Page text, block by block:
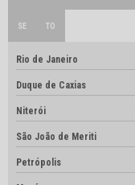
SE TO
Rio de Janeiro
Duque de Caxias
Niterói
São João de Meriti
Petrópolis